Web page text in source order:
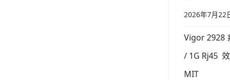
2026年7月22
Vigor 2928
/ 1G Rj45
MIT